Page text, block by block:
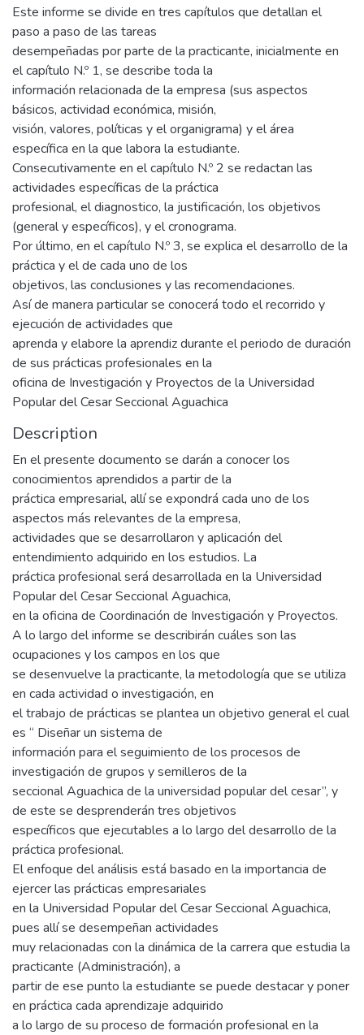
Este informe se divide en tres capítulos que detallan el
paso a paso de las tareas
desempeñadas por parte de la practicante, inicialmente en
el capítulo N.º 1, se describe toda la
información relacionada de la empresa (sus aspectos
básicos, actividad económica, misión,
visión, valores, políticas y el organigrama) y el área
específica en la que labora la estudiante.
Consecutivamente en el capítulo N.º 2 se redactan las
actividades específicas de la práctica
profesional, el diagnostico, la justificación, los objetivos
(general y específicos), y el cronograma.
Por último, en el capítulo N.º 3, se explica el desarrollo de la
práctica y el de cada uno de los
objetivos, las conclusiones y las recomendaciones.
Así de manera particular se conocerá todo el recorrido y
ejecución de actividades que
aprenda y elabore la aprendiz durante el periodo de duración
de sus prácticas profesionales en la
oficina de Investigación y Proyectos de la Universidad
Popular del Cesar Seccional Aguachica
Description
En el presente documento se darán a conocer los
conocimientos aprendidos a partir de la
práctica empresarial, allí se expondrá cada uno de los
aspectos más relevantes de la empresa,
actividades que se desarrollaron y aplicación del
entendimiento adquirido en los estudios. La
práctica profesional será desarrollada en la Universidad
Popular del Cesar Seccional Aguachica,
en la oficina de Coordinación de Investigación y Proyectos.
A lo largo del informe se describirán cuáles son las
ocupaciones y los campos en los que
se desenvuelve la practicante, la metodología que se utiliza
en cada actividad o investigación, en
el trabajo de prácticas se plantea un objetivo general el cual
es “ Diseñar un sistema de
información para el seguimiento de los procesos de
investigación de grupos y semilleros de la
seccional Aguachica de la universidad popular del cesar”, y
de este se desprenderán tres objetivos
específicos que ejecutables a lo largo del desarrollo de la
práctica profesional.
El enfoque del análisis está basado en la importancia de
ejercer las prácticas empresariales
en la Universidad Popular del Cesar Seccional Aguachica,
pues allí se desempeñan actividades
muy relacionadas con la dinámica de la carrera que estudia la
practicante (Administración), a
partir de ese punto la estudiante se puede destacar y poner
en práctica cada aprendizaje adquirido
a lo largo de su proceso de formación profesional en la